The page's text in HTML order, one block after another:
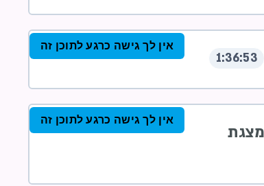
1:36:53
אין לך גישה כרגע לתוכן זה
אין לך גישה כרגע לתוכן זה